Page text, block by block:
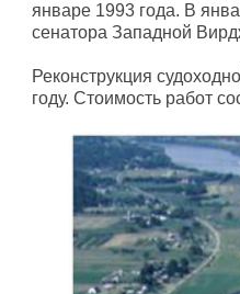
январе 1993 года. В
сенатора Западной
Реконструкция
году. Стоимость работ